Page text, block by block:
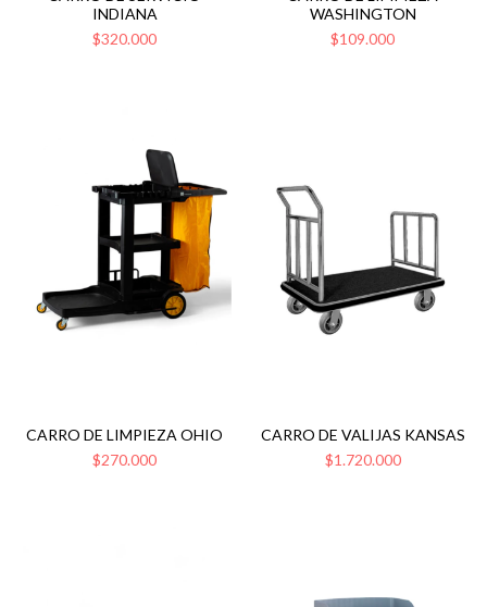
INDIANA
$320.000
WASHINGTON
$109.000
CARRO DE LIMPIEZA OHIO
$270.000
CARRO DE VALIJAS KANSAS
$1.720.000